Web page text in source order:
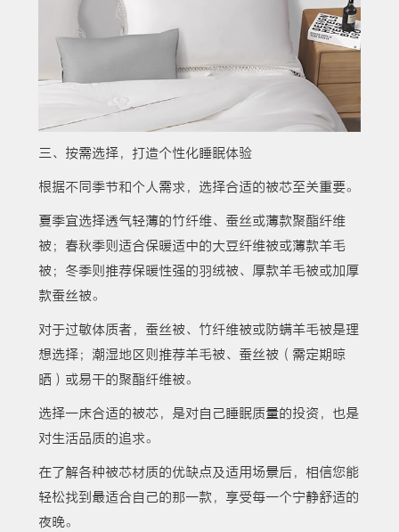
三、按需选择，打造个性化睡眠体验
根据不同季节和个人需求，选择合适的被芯至关重要。
夏季宜选择透气轻薄的竹纤维、蚕丝或薄款聚酯纤维
被；春秋季则适合保暖适中的大豆纤维被或薄款羊毛
被；冬季则推荐保暖性强的羽绒被、厚款羊毛被或加厚
款蚕丝被。
对于过敏体质者，蚕丝被、竹纤维被或防螨羊毛被是理
想选择；潮湿地区则推荐羊毛被、蚕丝被（需定期晾
晒）或易干的聚酯纤维被。
选择一床合适的被芯，是对自己睡眠质量的投资，也是
对生活品质的追求。
在了解各种被芯材质的优缺点及适用场景后，相信您能
轻松找到最适合自己的那一款，享受每一个宁静舒适的
夜晚。